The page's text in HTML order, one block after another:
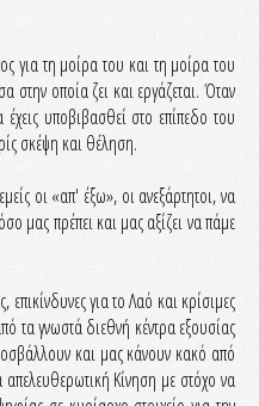
για τη μοίρα του και τη μοίρα του
οποία ζει και εργάζεται. Όταν
υποβιβασθεί στο επίπεδο του
σκέψη και θέληση.
οι «απ' έξω», οι ανεξάρτητοι, να
πρέπει και μας αξίζει να πάμε
για το Λαό και κρίσιμες
τα γνωστά διεθνή κέντρα εξουσίας
και μας κάνουν κακό από
Κίνηση με στόχο να